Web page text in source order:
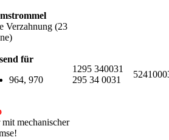
Verzahnung (23
für
964, 970
mechanischer
1295 340031
295 34 0031